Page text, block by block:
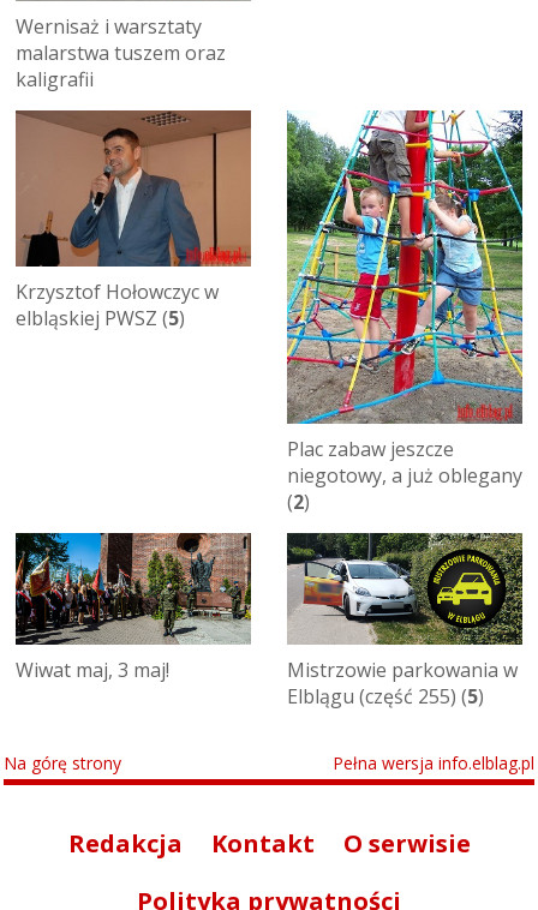
Wernisaż i warsztaty
malarstwa tuszem oraz
kaligrafii
Krzysztof Hołowczyc w
elbląskiej PWSZ (5)
Plac zabaw jeszcze
niegotowy, a już oblegany
(2)
Wiwat maj, 3 maj!
Mistrzowie parkowania w
Elblągu (część 255) (5)
Na górę strony Pełna wersja info.elblag.pl
Redakcja Kontakt
O serwisie
Polityka prywatności